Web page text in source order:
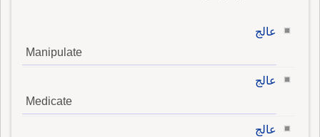
عالج
Manipulate
عالج
Medicate
عالج